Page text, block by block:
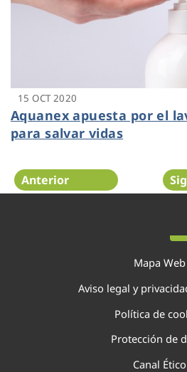
15 OCT 2020
Aquanex apuesta por el
para salvar vidas
Anterior
Mapa Web
Aviso legal y
Política de
Protección de
Canal Ético